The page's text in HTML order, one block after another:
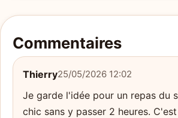
Commentaires
Thierry25/05/2026 12:02
Je garde l'idée pour un repas du
chic sans y passer 2 heures.